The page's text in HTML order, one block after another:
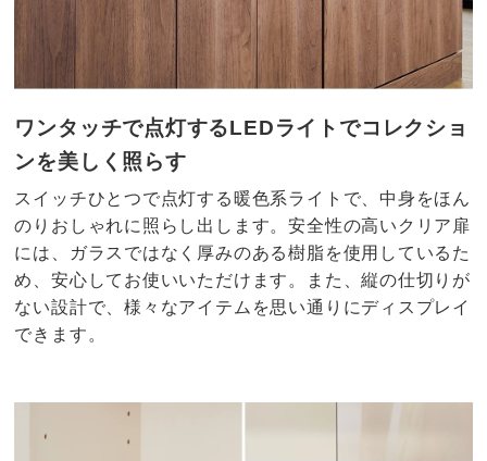
ワンタッチで点灯するLEDライトでコレクショ
ンを美しく照らす
スイッチひとつで点灯する暖色系ライトで、中身をほん
のりおしゃれに照らし出します。安全性の高いクリア扉
には、ガラスではなく厚みのある樹脂を使用しているた
め、安心してお使いいただけます。また、縦の仕切りが
ない設計で、様々なアイテムを思い通りにディスプレイ
できます。